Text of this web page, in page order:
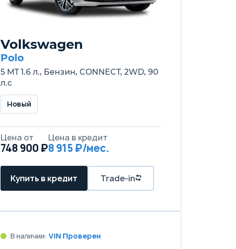
Volkswagen
Polo
5 MT 1.6 л., Бензин, CONNECT, 2WD, 90
л.с
Новый
Цена от
748 900 ₽
Цена в кредит
8 915 ₽/мес.
Купить в кредит Trade-in
В наличии: VIN Проверен